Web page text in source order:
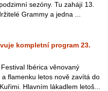
sezóny. Tu zahájí 13.
Grammy a jedna ...
kompletní program 23.
Ibérica věnovaný
flamenku letos nově zavítá do
Hlavním lákadlem letoš...